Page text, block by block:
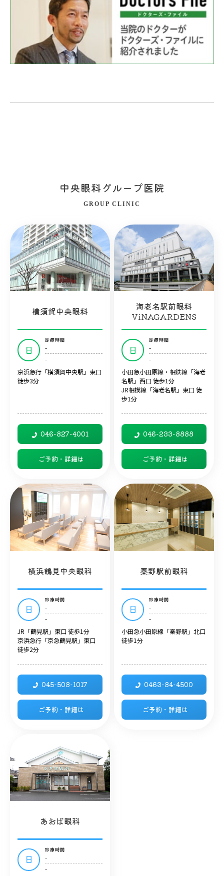
中央眼科グループ医院
GROUP CLINIC
横須賀中央眼科
日
診療時間
-
-
京浜急行「横須賀中央駅」東口
徒歩3分
046-827-4001
ご予約・詳細は
海老名駅前眼科
ViNAGARDENS
日
診療時間
-
-
小田急小田原線・相鉄線「海老
名駅」西口 徒歩1分
JR相模線「海老名駅」東口 徒
歩1分
046-233-8888
ご予約・詳細は
横浜鶴見中央眼科
日
診療時間
-
-
JR「鶴見駅」東口 徒歩1分
京浜急行「京急鶴見駅」東口
徒歩2分
045-508-1017
ご予約・詳細は
秦野駅前眼科
日
診療時間
-
-
小田急小田原線「秦野駅」北口
徒歩1分
0463-84-4500
ご予約・詳細は
あおば眼科
日
診療時間
-
-